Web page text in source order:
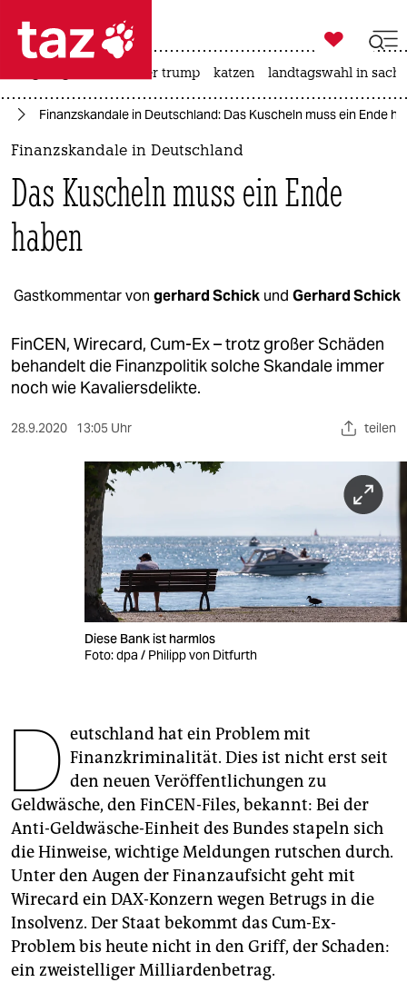
 taz zahl ich
taz zahl ich
politik
öko
gesellschaft
sport
veranstaltungen
genossenschaft
epaper login

taz zahl ich
usa unter trump katzen landtagswahl in
Finanzskandale in Deutschland: Das Kuscheln muss ein Ende
Finanzskandale in Deutschland
Das Kuscheln muss ein Ende
haben
Gastkommentar von gerhard Schick und Gerhard Schick
FinCEN, Wirecard, Cum-Ex – trotz großer Schäden
behandelt die Finanzpolitik solche Skandale immer
noch wie Kavaliersdelikte.
28.9.2020 13:05 Uhr teilen
Diese Bank ist harmlos
Foto: dpa / Philipp von Ditfurth
D eutschland hat ein Problem mit
Finanzkriminalität. Dies ist nicht erst seit
den neuen Veröffentlichungen zu
Geldwäsche, den FinCEN-Files, bekannt: Bei der
Anti-Geldwäsche-Einheit des Bundes stapeln sich
die Hinweise, wichtige Meldungen rutschen durch.
Unter den Augen der Finanzaufsicht geht mit
Wirecard ein DAX-Konzern wegen Betrugs in die
Insolvenz. Der Staat bekommt das Cum-Ex-
Problem bis heute nicht in den Griff, der Schaden:
ein zweistelliger Milliardenbetrag.